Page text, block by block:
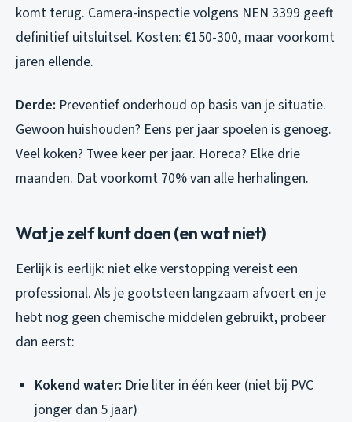
komt terug. Camera-inspectie volgens NEN 3399 geeft
definitief uitsluitsel. Kosten: €150-300, maar voorkomt
jaren ellende.
Derde: Preventief onderhoud op basis van je situatie.
Gewoon huishouden? Eens per jaar spoelen is genoeg.
Veel koken? Twee keer per jaar. Horeca? Elke drie
maanden. Dat voorkomt 70% van alle herhalingen.
Wat je zelf kunt doen (en wat niet)
Eerlijk is eerlijk: niet elke verstopping vereist een
professional. Als je gootsteen langzaam afvoert en je
hebt nog geen chemische middelen gebruikt, probeer
dan eerst:
Kokend water: Drie liter in één keer (niet bij PVC
jonger dan 5 jaar)